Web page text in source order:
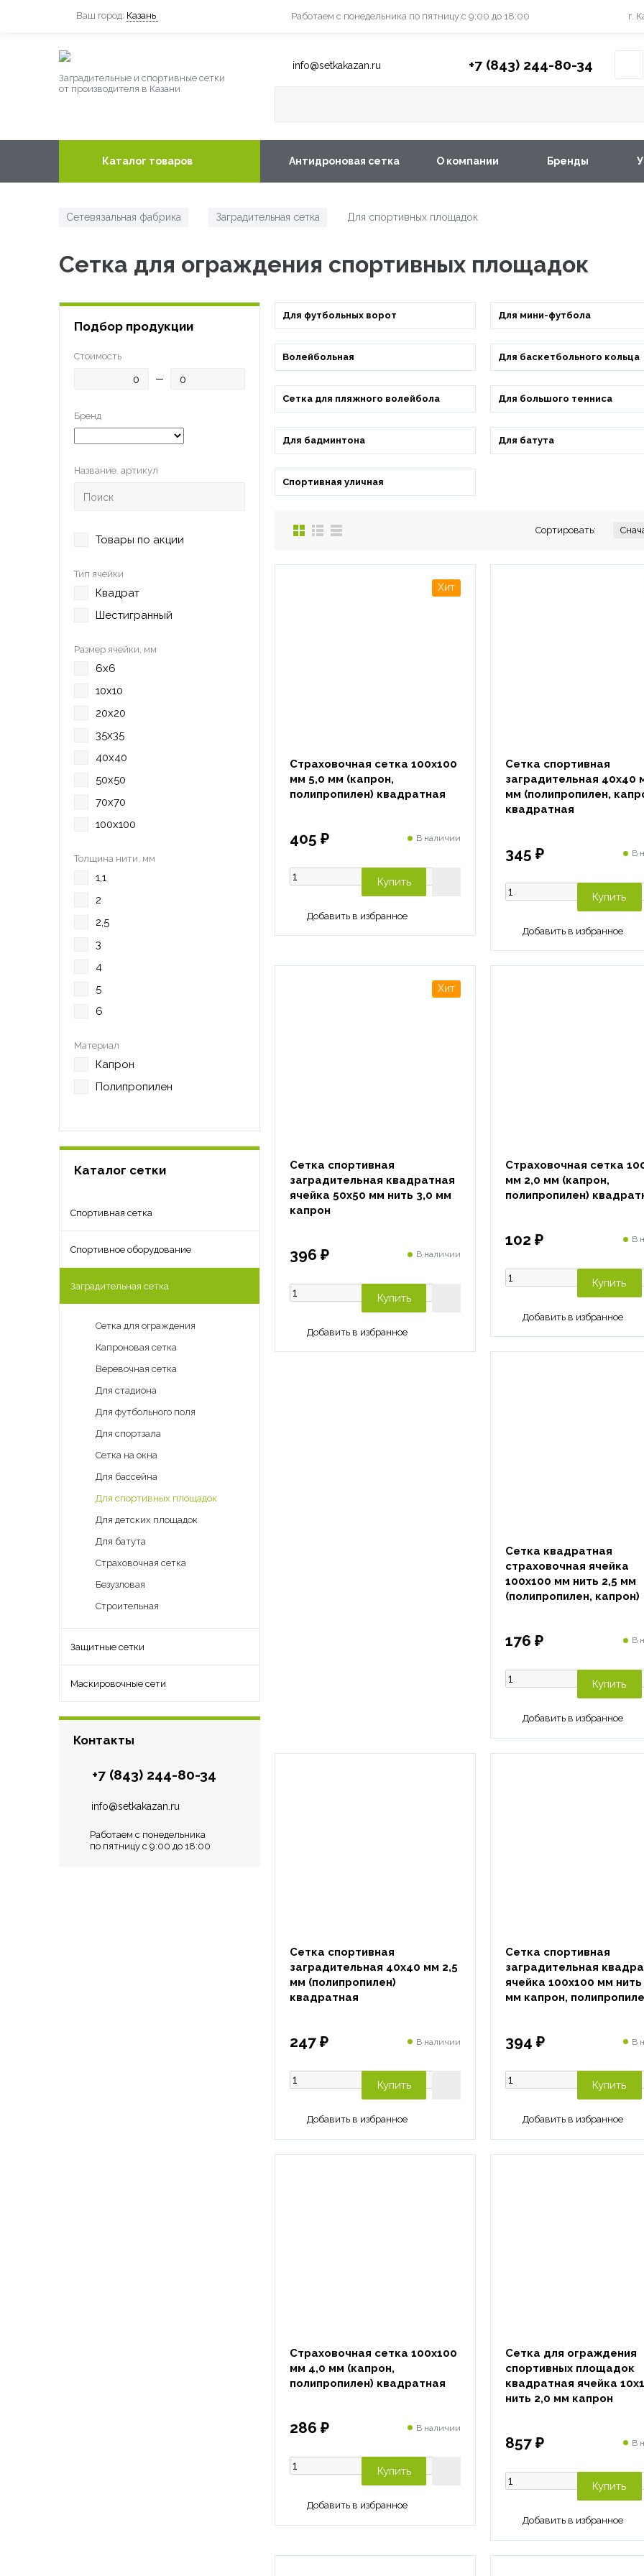
Ваш город: Казань Работаем с понедельника по пятницу с 9:00 до 18:00 г.
Заградительные и спортивные сетки
от производителя в Казани
info@setkakazan.ru +7 (843) 244-80-34
Каталог товаров Антидроновая сетка О компании Бренды
Сетевязальная фабрика Заградительная сетка Для спортивных площадок
Сетка для ограждения спортивных площадок
Подбор продукции
Стоимость
Бренд
Название, артикул
Товары по акции
Тип ячейки
Квадрат
Шестигранный
Размер ячейки, мм
6х6
10х10
20х20
35х35
40х40
50х50
70х70
100х100
Толщина нити, мм
1,1
2
2,5
3
4
5
6
Материал
Капрон
Полипропилен
Каталог сетки
Спортивная сетка
Спортивное оборудование
Заградительная сетка
Сетка для ограждения
Капроновая сетка
Веревочная сетка
Для стадиона
Для футбольного поля
Для спортзала
Сетка на окна
Для бассейна
Для спортивных площадок
Для детских площадок
Для батута
Страховочная сетка
Безузловая
Строительная
Защитные сетки
Маскировочные сети
Контакты
+7 (843) 244-80-34
info@setkakazan.ru
Работаем с понедельника
по пятницу с 9:00 до 18:00
Для футбольных ворот Для мини-футбола
Волейбольная Для баскетбольного кольца
Сетка для пляжного волейбола Для большого тенниса
Для бадминтона Для батута
Спортивная уличная
Сортировать:
Страховочная сетка 100х100
мм 5,0 мм (капрон,
полипропилен) квадратная
405 ₽ В наличии
Купить
Сетка спортивная
заградительная 40х40
мм (полипропилен,
квадратная
345 ₽ В
Купить
Сетка спортивная
заградительная квадратная
ячейка 50х50 мм нить 3,0 мм
капрон
396 ₽ В наличии
Купить
Страховочная сетка
мм 2,0 мм (капрон,
полипропилен)
102 ₽ В
Купить
Сетка квадратная
страховочная ячейка
100х100 мм нить 2,5 мм
(полипропилен, капрон)
176 ₽ В
Купить
Сетка спортивная
заградительная 40х40 мм 2,5
мм (полипропилен)
квадратная
247 ₽ В наличии
Купить
Сетка спортивная
заградительная
ячейка 100х100 мм нить
мм капрон,
394 ₽ В
Купить
Страховочная сетка 100х100
мм 4,0 мм (капрон,
полипропилен) квадратная
286 ₽ В наличии
Купить
Сетка для ограждения
спортивных площадок
квадратная ячейка
нить 2,0 мм капрон
857 ₽ В
Купить